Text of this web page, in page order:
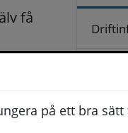
på ett bra
få